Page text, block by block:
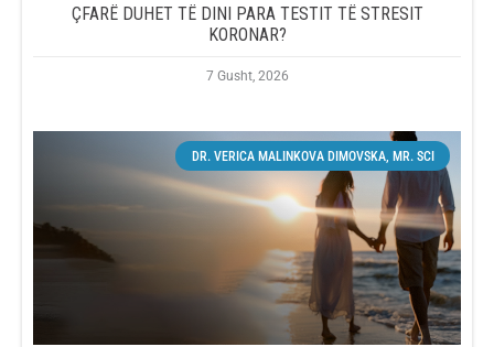
ÇFARË DUHET TË DINI PARA TESTIT TË STRESIT
KORONAR?
7 Gusht, 2026
DR. VERICA MALINKOVA DIMOVSKA, MR. SCI